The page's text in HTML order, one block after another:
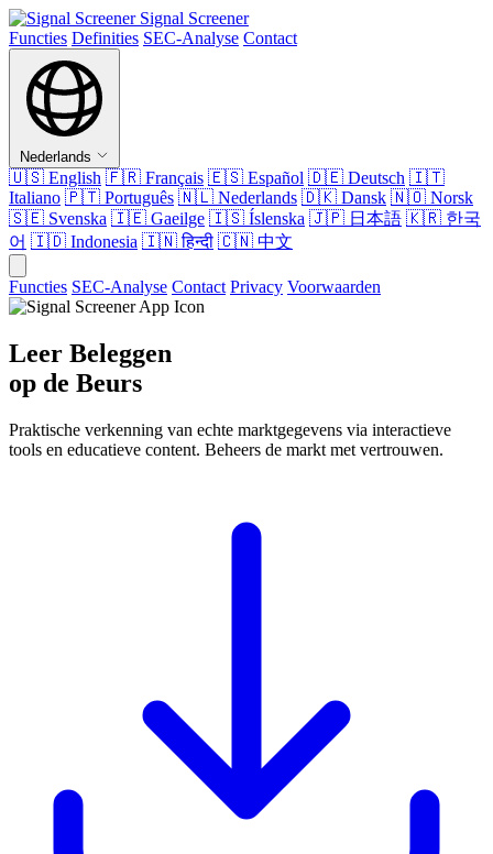
Signal Screener
Functies Definities SEC-Analyse Contact
Nederlands
🇺🇸 English 🇫🇷 Français 🇪🇸 Español 🇩🇪 Deutsch 🇮🇹
Italiano 🇵🇹 Português 🇳🇱 Nederlands 🇩🇰 Dansk 🇳🇴 Norsk
🇸🇪 Svenska 🇮🇪 Gaeilge 🇮🇸 Íslenska 🇯🇵 日本語 🇰🇷 한국
어 🇮🇩 Indonesia 🇮🇳हिन्दी 🇨🇳 中文
Functies SEC-Analyse Contact Privacy Voorwaarden
Leer Beleggen
op de Beurs
Praktische verkenning van echte marktgegevens via interactieve
tools en educatieve content. Beheers de markt met vertrouwen.